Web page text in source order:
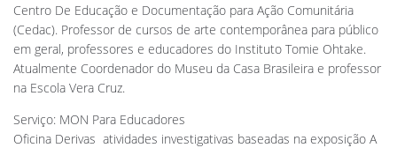
Centro De Educação e Documentação para Ação Comunitária
(Cedac). Professor de cursos de arte contemporânea para público
em geral, professores e educadores do Instituto Tomie Ohtake.
Atualmente Coordenador do Museu da Casa Brasileira e professor
na Escola Vera Cruz.
Serviço: MON Para Educadores
Oficina Derivas  atividades investigativas baseadas na exposição A